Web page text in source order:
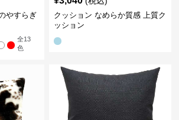
やすらぎ
全13
色
クッション なめらか質感 上質ク
ッション